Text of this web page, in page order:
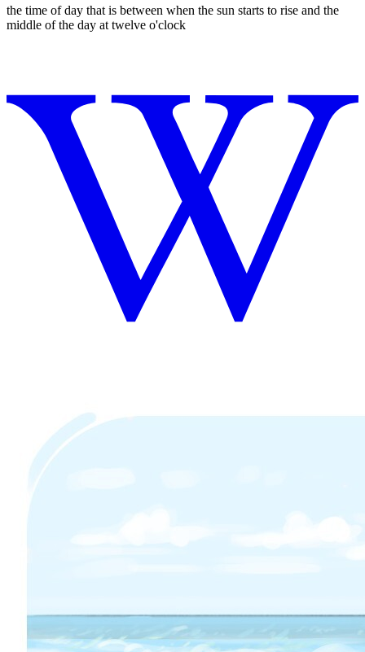
the time of day that is between when the sun starts to rise and the
middle of the day at twelve o'clock